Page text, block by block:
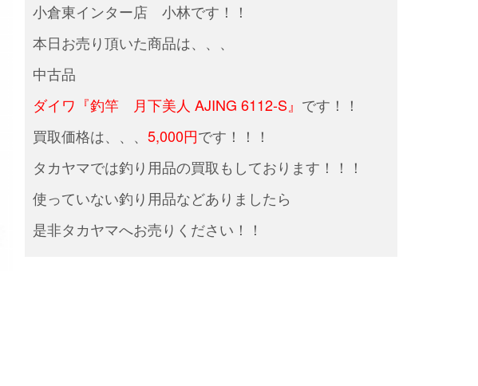
小倉東インター店 小林です！！
本日お売り頂いた商品は、、、
中古品
ダイワ『釣竿 月下美人 AJING 6112-S』 です！！
買取価格は、、、5,000円です！！！
タカヤマでは釣り用品の買取もしております！！！
使っていない釣り用品などありましたら
是非タカヤマへお売りください！！